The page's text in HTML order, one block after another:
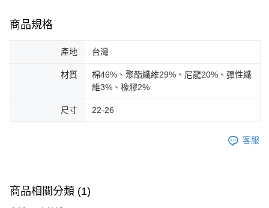
商品規格
產地 台灣
材質
棉46%、聚酯纖維29%、尼龍20%、彈性纖
維3%、橡膠2%
尺寸 22-26
客服
商品相關分類 (1)